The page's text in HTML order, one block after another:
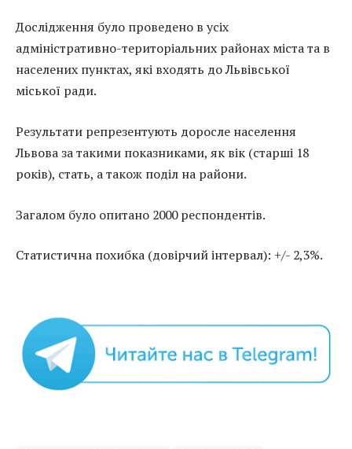
Дослідження було проведено в усіх
адміністративно-територіальних районах міста та в
населених пунктах, які входять до Львівської
міської ради.
Результати репрезентують доросле населення
Львова за такими показниками, як вік (старші 18
років), стать, а також поділ на райони.
Загалом було опитано 2000 респондентів.
Статистична похибка (довірчий інтервал): +/- 2,3%.